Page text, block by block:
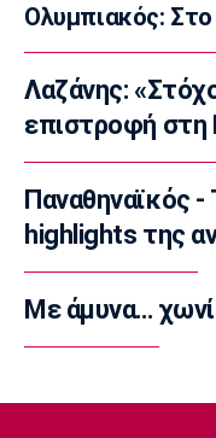
Conference League
στο Κλουζ
23:16
Γ Εθνική
«Πακέτο» στον
23:05
οι Βοιωτοί επί
22:50
Ολυμπιακός: Στο
Λαζάνης:
επιστροφή στη
Παναθηναϊκός
highlights της
Με άμυνα…